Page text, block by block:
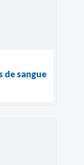
de sangue